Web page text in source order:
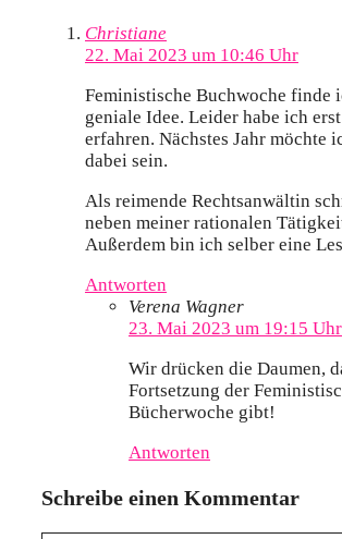
Christiane
22. Mai 2023 um 10:46 Uhr
Feministische Buchwoche finde
geniale Idee. Leider habe ich
erfahren. Nächstes Jahr möchte
dabei sein.
Als reimende Rechtsanwältin
neben meiner rationalen
Außerdem bin ich selber eine
Antworten
Verena Wagner
23. Mai 2023 um 19:15 Uhr
Wir drücken die Daumen,
Fortsetzung der
Bücherwoche gibt!
Antworten
Schreibe einen Kommentar